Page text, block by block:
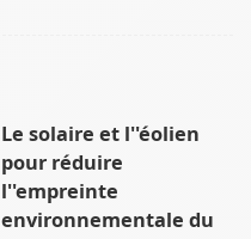
Le solaire et l''éolien
pour réduire
l''empreinte
environnementale du